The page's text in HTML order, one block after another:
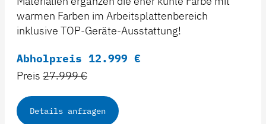
warmen Farben im Arbeitsplattenbereich
inklusive TOP-Geräte-Ausstattung!
Abholpreis 12.999 €
Preis 27.999 €
Details anfragen